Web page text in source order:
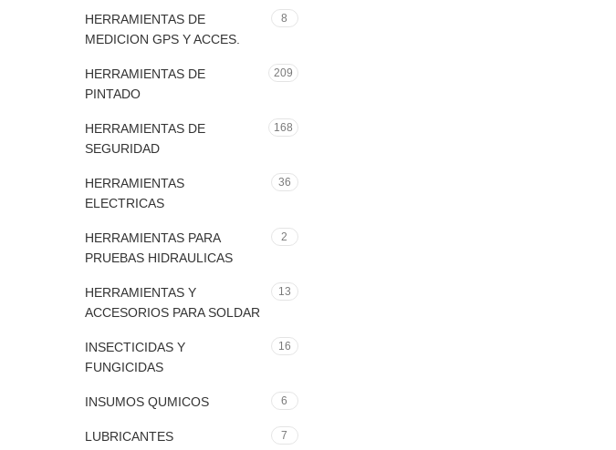
HERRAMIENTAS DE
MEDICION GPS Y ACCES.
8
HERRAMIENTAS DE
PINTADO
209
HERRAMIENTAS DE
SEGURIDAD
168
HERRAMIENTAS
ELECTRICAS
36
HERRAMIENTAS PARA
PRUEBAS HIDRAULICAS
2
HERRAMIENTAS Y
ACCESORIOS PARA SOLDAR
13
INSECTICIDAS Y
FUNGICIDAS
16
INSUMOS QUMICOS 6
LUBRICANTES 7